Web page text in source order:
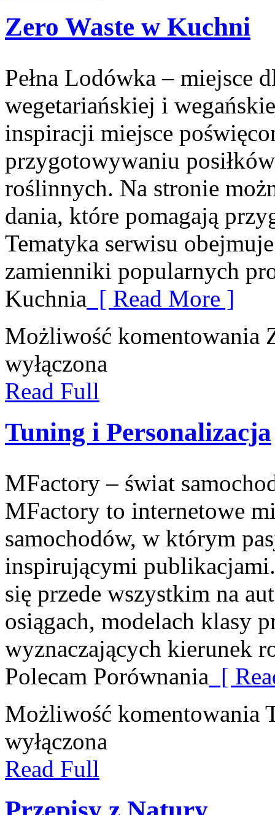
Zero Waste w Kuchni
Pełna Lodówka – miejsce
wegetariańskiej i
inspiracji miejsce
przygotowywaniu
roślinnych. Na stronie
dania, które pomagają
Tematyka serwisu
zamienniki popularnych
Kuchnia [ Read More ]
Możliwość komentowania
wyłączona
Read Full
Tuning i Personalizacja
MFactory – świat
MFactory to internetowe
samochodów, w którym
inspirującymi
się przede wszystkim na
osiągach, modelach klasy
wyznaczających kierunek
Polecam Porównania [
Możliwość komentowania
wyłączona
Read Full